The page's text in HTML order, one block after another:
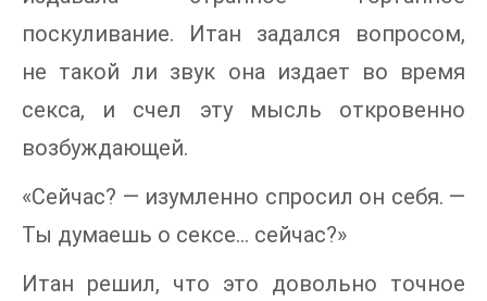
поскуливание. Итан задался вопросом,
не такой ли звук она издает во время
секса, и счел эту мысль откровенно
возбуждающей.
«Сейчас? — изумленно спросил он себя. —
Ты думаешь о сексе... сейчас?»
Итан решил, что это довольно точное